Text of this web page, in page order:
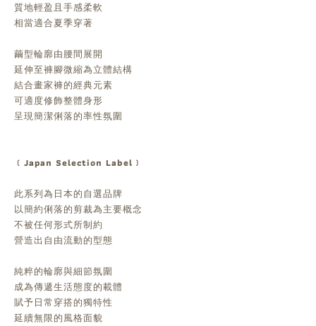
質地輕盈且手感柔軟
相當適合夏季穿著
繭型輪廓由腰間展開
延伸至褲腳微縮為立體結構
結合畫家褲的經典元素
可適度修飾整體身形
呈現簡潔俐落的率性氛圍
﹝Japan Selection Label﹞
此系列為日本的自選品牌
以簡約俐落的剪裁為主要概念
不被任何形式所制約
營造出自由流動的型態
純粹的輪廓與細節氛圍
成為傳遞生活態度的載體
賦予日常穿搭的獨特性
延續無限的風格面貌